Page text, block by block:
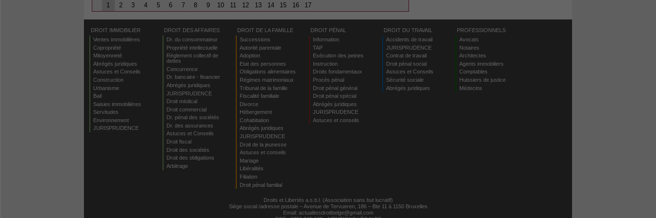
1 2 3 4 5 6 7 8 9 10 11 12 13 14 15 16 17
DROIT IMMOBILIER
Ventes immobilières
Copropriété
Mitoyenneté
Abrégés juridiques
Astuces et Conseils
Construction
Urbanisme
Bail
Saisies immobilières
Servitudes
Environnement
JURISPRUDENCE
DROIT DES AFFAIRES
Dr. du consommateur
Propriété intellectuelle
Règlement collectif de
dettes
Concurrence
Dr. bancaire - financier
Abrégés juridiques
JURISPRUDENCE
Droit médical
Droit commercial
Dr. pénal des sociétés
Dr. des assurances
Astuces et Conseils
Droit fiscal
Droit des sociétés
Droit des obligations
Arbitrage
DROIT DE LA FAMILLE
Successions
Autorité parentale
Adoption
Etat des personnes
Obligations alimentaires
Régimes matrimoniaux
Tribunal de la famille
Fiscalité familiale
Divorce
Hébergement
Cohabitation
Abrégés juridiques
JURISPRUDENCE
Droit de la jeunesse
Astuces et conseils
Mariage
Libéralités
Filiation
Droit pénal familial
DROIT PÉNAL
Information
TAP
Exécution des peines
Instruction
Droits fondamentaux
Procès pénal
Droit pénal général
Droit pénal spécial
Abrégés juridiques
JURISPRUDENCE
Astuces et conseils
DROIT DU TRAVAIL
Accidents de travail
JURISPRUDENCE
Contrat de travail
Droit pénal social
Astuces et Conseils
Sécurité sociale
Abrégés juridiques
PROFESSIONNELS
Avocats
Notaires
Architectes
Agents immobiliers
Comptables
Huissiers de justice
Médecins
Droits et Libertés a.s.b.l. (Association sans but lucratif)
Siège social /adresse postale – Avenue de Tervueren, 186 – Bte 11 à 1150 Bruxelles
Email: actualitesdroitbelge@gmail.com